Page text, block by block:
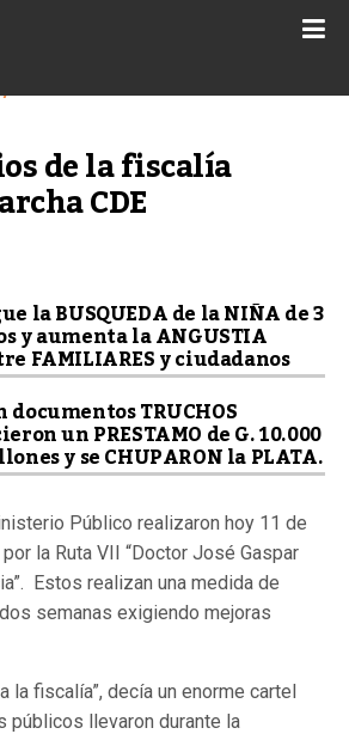
de la fiscalía
CDE
la BUSQUEDA de la NIÑA de 3
y aumenta la ANGUSTIA
FAMILIARES y ciudadanos
documentos TRUCHOS
un PRESTAMO de G. 10.000
y se CHUPARON la PLATA.
Público realizaron hoy 11 de
la Ruta VII “Doctor José Gaspar
Estos realizan una medida de
semanas exigiendo mejoras
la fiscalía”, decía un enorme cartel
públicos llevaron durante la